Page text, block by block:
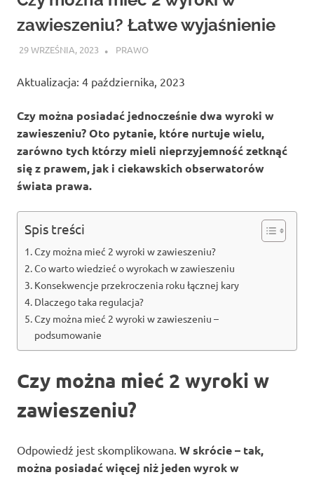
zawieszeniu? Łatwe wyjaśnienie
29 WRZEŚNIA, 2023 ATROX
PRAWO
Aktualizacja: 4 października, 2023
Czy można posiadać jednocześnie dwa wyroki w
zawieszeniu? Oto pytanie, które nurtuje wielu,
zarówno tych którzy mieli nieprzyjemność zetknąć
się z prawem, jak i ciekawskich obserwatorów
świata prawa.
Spis treści
Czy można mieć 2 wyroki w zawieszeniu?
Co warto wiedzieć o wyrokach w zawieszeniu
Konsekwencje przekroczenia roku łącznej kary
Dlaczego taka regulacja?
Czy można mieć 2 wyroki w zawieszeniu –
podsumowanie
Czy można mieć 2 wyroki w
zawieszeniu?
Odpowiedź jest skomplikowana. W skrócie – tak,
można posiadać więcej niż jeden wyrok w